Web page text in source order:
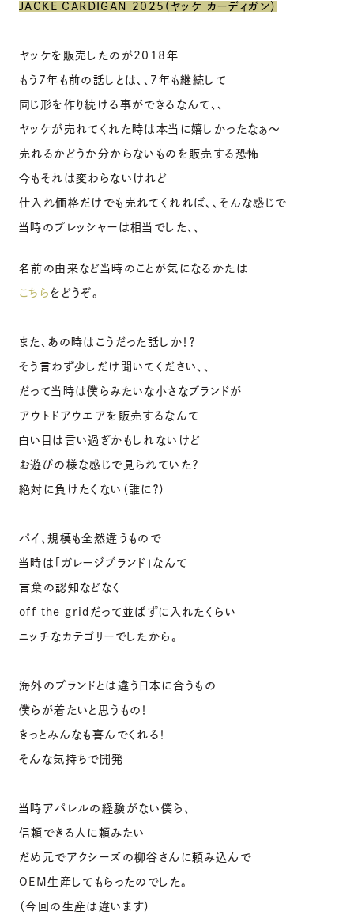
JACKE CARDIGAN 2025(ヤッケ カーディガン）
ヤッケを販売したのが2018年
もう7年も前の話しとは、、7年も継続して
同じ形を作り続ける事ができるなんて、、
ヤッケが売れてくれた時は本当に嬉しかったなぁ〜
売れるかどうか分からないものを販売する恐怖
今もそれは変わらないけれど
仕入れ価格だけでも売れてくれれば、、そんな感じで
当時のプレッシャーは相当でした、、
名前の由来など当時のことが気になるかたは
こちら をどうぞ。
また、あの時はこうだった話しか！？
そう言わず少しだけ聞いてください、、
だって当時は僕らみたいな小さなブランドが
アウトドアウエアを販売するなんて
白い目は言い過ぎかもしれないけど
お遊びの様な感じで見られていた？
絶対に負けたくない（誰に？）
パイ、規模も全然違うもので
当時は「ガレージブランド」なんて
言葉の認知などなく
off the gridだって並ばずに入れたくらい
ニッチなカテゴリーでしたから。
海外のブランドとは違う日本に合うもの
僕らが着たいと思うもの！
きっとみんなも喜んでくれる！
そんな気持ちで開発
当時アパレルの経験がない僕ら、
信頼できる人に頼みたい
だめ元でアクシーズの柳谷さんに頼み込んで
OEM生産してもらったのでした。
（今回の生産は違います）